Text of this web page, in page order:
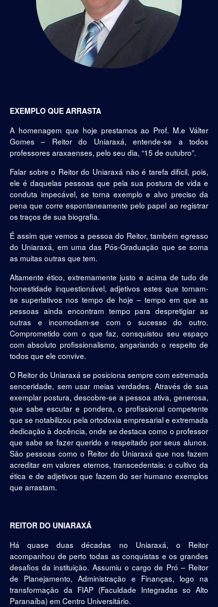
EXEMPLO QUE ARRASTA
A homenagem que hoje prestamos ao Prof. M.e Válter
Gomes – Reitor do Uniaraxá, entende-se a todos
professores araxaenses, pelo seu dia, “15 de outubro”.
Falar sobre o Reitor do Uniaraxá não é tarefa difícil, pois,
ele é daquelas pessoas que pela sua postura de vida e
conduta impecável, se torna exemplo e alvo preciso da
pena que corre espontaneamente pelo papel ao registrar
os traços de sua biografia.
É assim que vemos a pessoa do Reitor, também egresso
do Uniaraxá, em uma das Pós-Graduação que se soma
as muitas outras que tem.
Altamente ético, extremamente justo e acima de tudo de
honestidade inquestionável, adjetivos estes que tornam-
se superlativos nos tempo de hoje – tempo em que as
pessoas ainda encontram tempo para despretigiar as
outras e incomodam-se com o sucesso do outro.
Comprometido com o que faz, consquistou seu espaço
com absoluto profissionalismo, angariando o respeito de
todos que ele convive.
O Reitor do Uniaraxá se posiciona sempre com estremada
senceridade, sem usar meias verdades. Através de sua
exemplar postura, descobre-se a pessoa ativa, generosa,
que sabe escutar e pondera, o profissional competente
que se notabilizou pela ortodoxia empresarial e extremada
dedicação à docência, onde se destaca como o professor
que sabe se fazer querido e respeitado por seus alunos.
São pessoas como o Reitor do Uniaraxá que nos fazem
acreditar em valores eternos, transcedentais: o cultivo da
ética e de adjetivos que fazem do ser humano exemplos
que arrastam.
REITOR DO UNIARAXÁ
Há quase duas décadas no Uniaraxá, o Reitor
acompanhou de perto todas as conquistas e os grandes
desafios da instituição. Assumiu o cargo de Pró – Reitor
de Planejamento, Administração e Finanças, logo na
transformação da FIAP (Faculdade Integradas so Alto
Paranaíba) em Centro Universitário.